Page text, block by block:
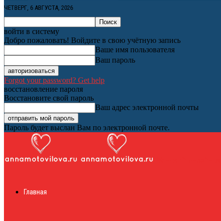
ЧЕТВЕРГ, 6 АВГУСТА, 2026
войти в систему
Добро пожаловать! Войдите в свою учётную запись
Ваше имя пользователя
Ваш пароль
Forgot your password? Get help
восстановление пароля
Восстановите свой пароль
Ваш адрес электронной почты
Пароль будет выслан Вам по электронной почте.
Главная